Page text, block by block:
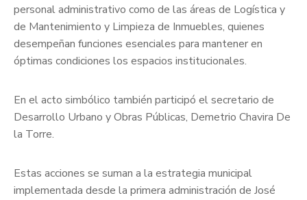
personal administrativo como de las áreas de Logística y
de Mantenimiento y Limpieza de Inmuebles, quienes
desempeñan funciones esenciales para mantener en
óptimas condiciones los espacios institucionales.
En el acto simbólico también participó el secretario de
Desarrollo Urbano y Obras Públicas, Demetrio Chavira De
la Torre.
Estas acciones se suman a la estrategia municipal
implementada desde la primera administración de José